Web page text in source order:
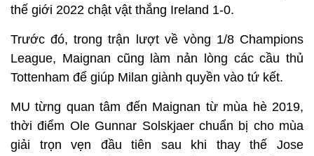
thế giới 2022 chật vật thắng Ireland 1-0.
Trước đó, trong trận lượt về vòng 1/8 Champions
League, Maignan cũng làm nản lòng các cầu thủ
Tottenham để giúp Milan giành quyền vào tứ kết.
MU từng quan tâm đến Maignan từ mùa hè 2019,
thời điểm Ole Gunnar Solskjaer chuẩn bị cho mùa
giải trọn vẹn đầu tiên sau khi thay thế Jose